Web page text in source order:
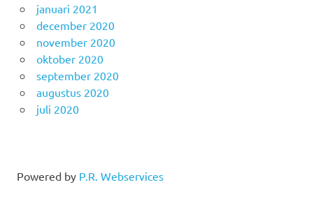
januari 2021
december 2020
november 2020
oktober 2020
september 2020
augustus 2020
juli 2020
Powered by P.R. Webservices